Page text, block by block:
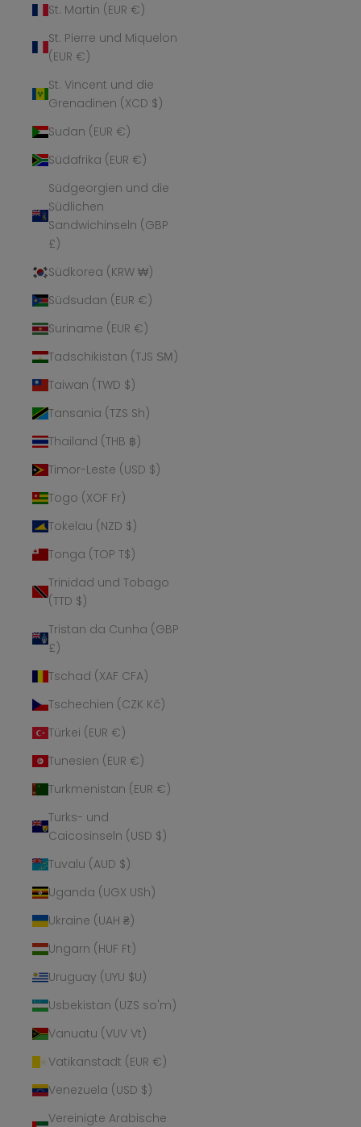
St. Martin (EUR €)
St. Pierre und Miquelon
(EUR €)
St. Vincent und die
Grenadinen (XCD $)
Sudan (EUR €)
Südafrika (EUR €)
Südgeorgien und die
Südlichen
Sandwichinseln (GBP
£)
Südkorea (KRW ₩)
Südsudan (EUR €)
Suriname (EUR €)
Tadschikistan (TJS ЅМ)
Taiwan (TWD $)
Tansania (TZS Sh)
Thailand (THB ฿)
Timor-Leste (USD $)
Togo (XOF Fr)
Tokelau (NZD $)
Tonga (TOP T$)
Trinidad und Tobago
(TTD $)
Tristan da Cunha (GBP
£)
Tschad (XAF CFA)
Tschechien (CZK Kč)
Türkei (EUR €)
Tunesien (EUR €)
Turkmenistan (EUR €)
Turks- und
Caicosinseln (USD $)
Tuvalu (AUD $)
Uganda (UGX USh)
Ukraine (UAH ₴)
Ungarn (HUF Ft)
Uruguay (UYU $U)
Usbekistan (UZS so'm)
Vanuatu (VUV Vt)
Vatikanstadt (EUR €)
Venezuela (USD $)
Vereinigte Arabische